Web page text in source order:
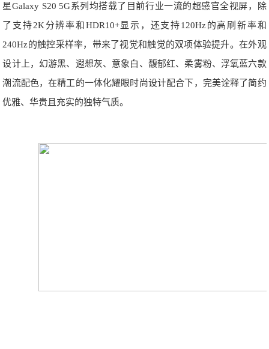
星Galaxy S20 5G系列均搭载了目前行业一流的超感官全视屏，除
了支持2K分辨率和HDR10+显示，还支持120Hz的高刷新率和
240Hz的触控采样率，带来了视觉和触觉的双项体验提升。在外观
设计上，幻游黑、遐想灰、意象白、馥郁红、柔雾粉、浮氧蓝六款
潮流配色，在精工的一体化耀眼时尚设计配合下，完美诠释了简约
优雅、华贵且充实的独特气质。